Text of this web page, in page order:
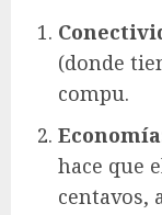
(donde
compu.
hace que
centavos,